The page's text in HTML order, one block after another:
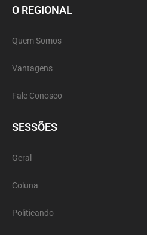
O REGIONAL
Quem Somos
Vantagens
Fale Conosco
SESSÕES
Geral
Coluna
Politicando